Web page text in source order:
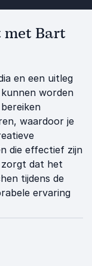
met Bart
en een uitleg
worden
waardoor je
die effectief zijn
zorgt dat het
tijdens de
ervaring